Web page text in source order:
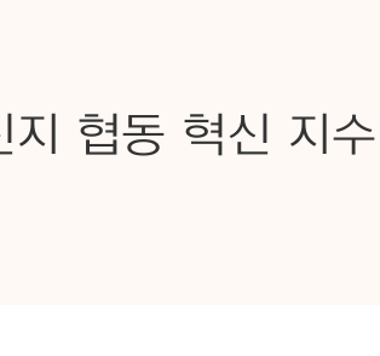
지 협동 혁신 지